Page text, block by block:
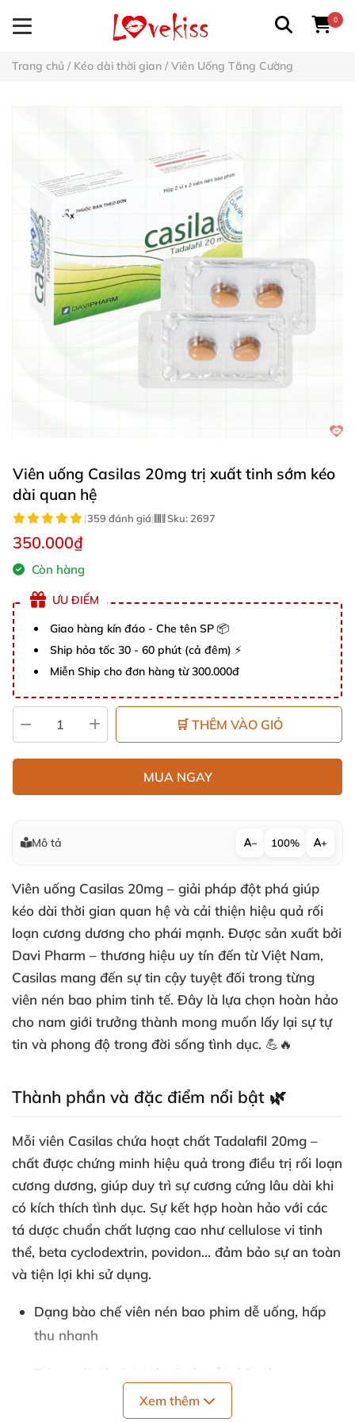
0
Trang chủ / Kéo dài thời gian / Viên Uống Tăng Cường
Viên uống Casilas 20mg trị xuất tinh sớm kéo
dài quan hệ
|359 đánh giá| Sku: 2697
350.000₫
Còn hàng
ƯU ĐIỂM
Giao hàng kín đáo - Che tên SP 📦
Ship hỏa tốc 30 - 60 phút (cả đêm) ⚡
Miễn Ship cho đơn hàng từ 300.000đ
🛒 THÊM VÀO GIỎ
MUA NGAY
Mô tả − 100% +
Viên uống Casilas 20mg – giải pháp đột phá giúp
kéo dài thời gian quan hệ và cải thiện hiệu quả rối
loạn cương dương cho phái mạnh. Được sản xuất bởi
Davi Pharm – thương hiệu uy tín đến từ Việt Nam,
Casilas mang đến sự tin cậy tuyệt đối trong từng
viên nén bao phim tinh tế. Đây là lựa chọn hoàn hảo
cho nam giới trưởng thành mong muốn lấy lại sự tự
tin và phong độ trong đời sống tình dục. 💪🔥
Thành phần và đặc điểm nổi bật 🌿
Mỗi viên Casilas chứa hoạt chất Tadalafil 20mg –
chất được chứng minh hiệu quả trong điều trị rối loạn
cương dương, giúp duy trì sự cương cứng lâu dài khi
có kích thích tình dục. Sự kết hợp hoàn hảo với các
tá dược chuẩn chất lượng cao như cellulose vi tinh
thể, beta cyclodextrin, povidon… đảm bảo sự an toàn
và tiện lợi khi sử dụng.
Dạng bào chế viên nén bao phim dễ uống, hấp
thu nhanh
Đóng gói tiện lợi: Hộp 2 vỉ, mỗi vỉ 2 viên
Số đăng ký rõ ràng: VD-27434-17, minh bạch về
Xem thêm